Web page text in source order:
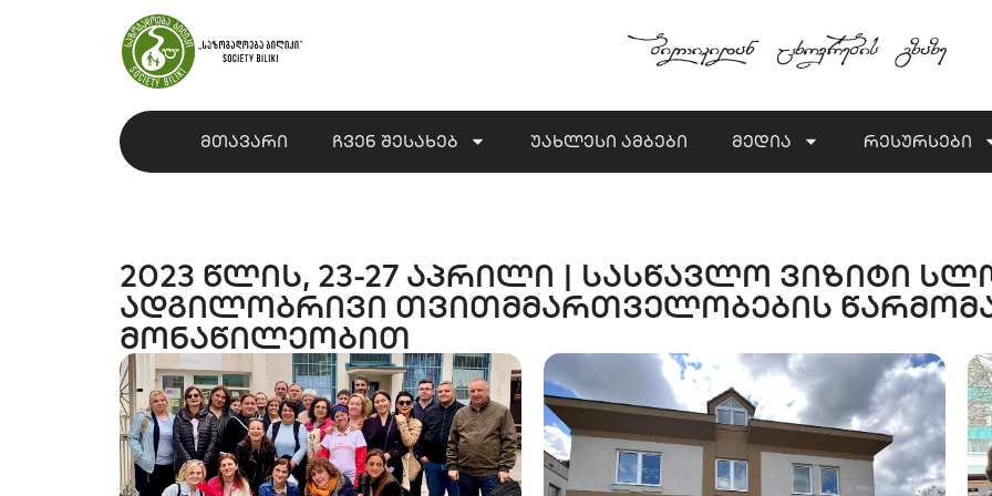
მთავარი ჩვენ შესახებ უახლესი ამბები მედია რესურსები
2023 წლის, 23-27 აპრილი | სასწავლო ვიზიტი
ადგილობრივი თვითმმართველობების
მონაწილეობით